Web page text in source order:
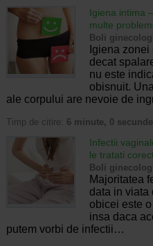
Igiena intima
multe
Boli
Igiena
decat
nu este
obisnuit.
ale corpului are nevoie de
Timp de citire: 6 minute, 0 secunde
Infectii
le tratati
Boli
Majoritatea
data in viata
obicei este
insa daca
putem vorbi de infectii…